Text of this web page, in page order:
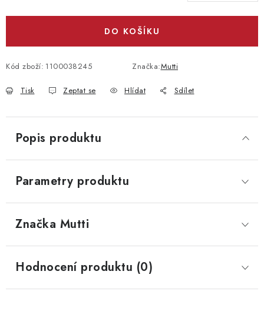
DO KOŠÍKU
Kód zboží: 1100038245 Značka:Mutti
Tisk Zeptat se Hlídat Sdílet
Popis produktu
Parametry produktu
Značka Mutti
Hodnocení produktu (0)